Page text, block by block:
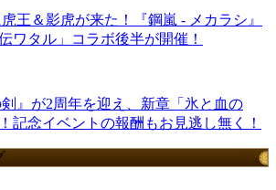
王＆影虎が来た！『鋼嵐 - メカラシ』
ワタル」コラボ後半が開催！
剣』が2周年を迎え、新章「氷と血の
記念イベントの報酬もお見逃し無く！